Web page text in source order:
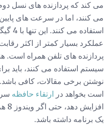
می کنند، اما در سرعت های
عملکرد بسیار کمتر از اکثر
پردازنده های تلفن همراه است.
سیستم استفاده می کنند، باید
نوشتن برخی مقالات، کافی
است بخواهد در ارتقاء حافظه
یک برنامه داشته باشد.